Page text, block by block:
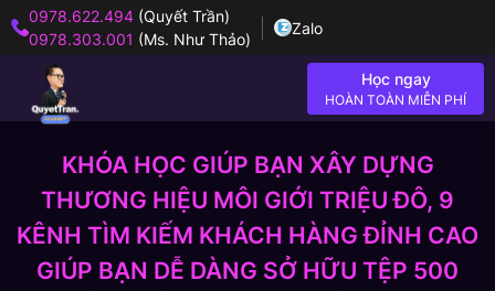
0978.622.494 (Quyết Trần)
0978.303.001 (Ms. Như Thảo)
Zalo
Học ngay
HOÀN TOÀN MIỄN PHÍ
KHÓA HỌC GIÚP BẠN XÂY DỰNG
THƯƠNG HIỆU MÔI GIỚI TRIỆU ĐÔ, 9
KÊNH TÌM KIẾM KHÁCH HÀNG ĐỈNH CAO
GIÚP BẠN DỄ DÀNG SỞ HỮU TỆP 500